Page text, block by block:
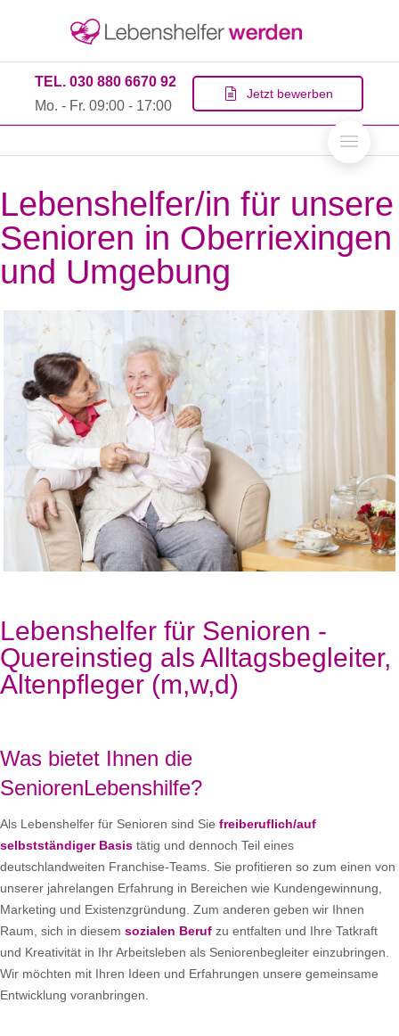
TEL. 030 880 6670 92
Mo. - Fr. 09:00 - 17:00
Jetzt bewerben
Lebenshelfer/in für unsere
Senioren in Oberriexingen
und Umgebung
Lebenshelfer für Senioren -
Quereinstieg als Alltagsbegleiter,
Altenpfleger (m,w,d)
Was bietet Ihnen die
SeniorenLebenshilfe?
Als Lebenshelfer für Senioren sind Sie freiberuflich/auf
selbstständiger Basis tätig und dennoch Teil eines
deutschlandweiten Franchise-Teams. Sie profitieren so zum einen von
unserer jahrelangen Erfahrung in Bereichen wie Kundengewinnung,
Marketing und Existenzgründung. Zum anderen geben wir Ihnen
Raum, sich in diesem sozialen Beruf zu entfalten und Ihre Tatkraft
und Kreativität in Ihr Arbeitsleben als Seniorenbegleiter einzubringen.
Wir möchten mit Ihren Ideen und Erfahrungen unsere gemeinsame
Entwicklung voranbringen.